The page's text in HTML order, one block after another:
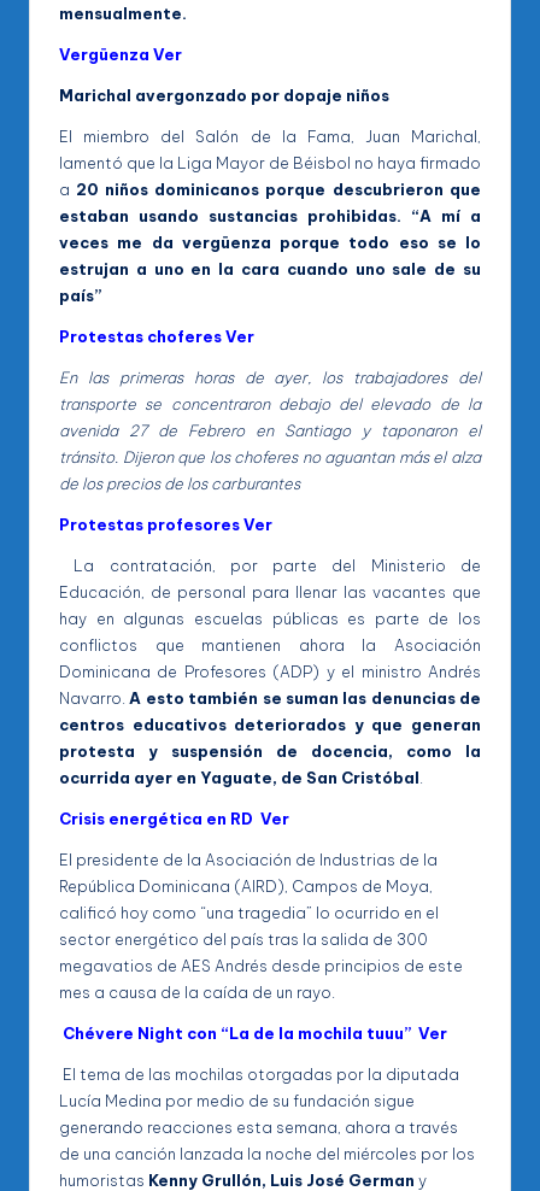
mensualmente.
Vergüenza Ver
Marichal avergonzado por dopaje niños
El miembro del Salón de la Fama, Juan Marichal,
lamentó que la Liga Mayor de Béisbol no haya firmado
a 20 niños dominicanos porque descubrieron que
estaban usando sustancias prohibidas. “A mí a
veces me da vergüenza porque todo eso se lo
estrujan a uno en la cara cuando uno sale de su
país”
Protestas choferes Ver
En las primeras horas de ayer, los trabajadores del
transporte se concentraron debajo del elevado de la
avenida 27 de Febrero en Santiago y taponaron el
tránsito. Dijeron que los choferes no aguantan más el alza
de los precios de los carburantes
Protestas profesores Ver
La contratación, por parte del Ministerio de
Educación, de personal para llenar las vacantes que
hay en algunas escuelas públicas es parte de los
conflictos que mantienen ahora la Asociación
Dominicana de Profesores (ADP) y el ministro Andrés
Navarro.A esto también se suman las denuncias de
centros educativos deteriorados y que generan
protesta y suspensión de docencia, como la
ocurrida ayer en Yaguate, de San Cristóbal
Crisis energética en RD Ver
El presidente de la Asociación de Industrias de la
República Dominicana (AIRD), Campos de Moya,
calificó hoy como “una tragedia” lo ocurrido en el
sector energético del país tras la salida de 300
megavatios de AES Andrés desde principios de este
mes a causa de la caída de un rayo.
Chévere Night con “La de la mochila tuuu” Ver
El tema de las mochilas otorgadas por la diputada
Lucía Medina por medio de su fundación sigue
generando reacciones esta semana, ahora a través
de una canción lanzada la noche del miércoles por los
humoristas Kenny Grullón, Luis José German y